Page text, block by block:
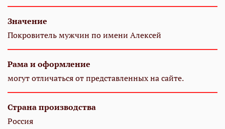
Значение
Покровитель мужчин по имени Алексей
Рама и оформление
могут отличаться от представленных на сайте.
Страна производства
Россия